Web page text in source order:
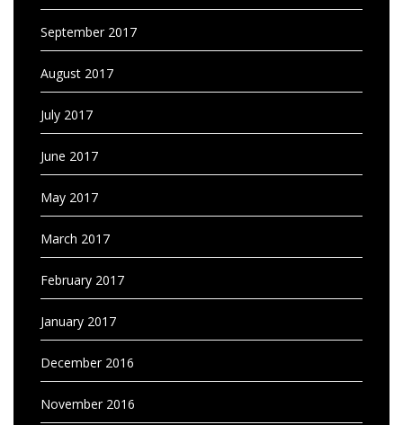
September 2017
August 2017
July 2017
June 2017
May 2017
March 2017
February 2017
January 2017
December 2016
November 2016